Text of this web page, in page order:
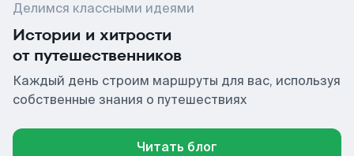
Делимся классными идеями
Истории и хитрости
от путешественников
Каждый день строим маршруты для вас, используя
собственные знания о путешествиях
Читать блог